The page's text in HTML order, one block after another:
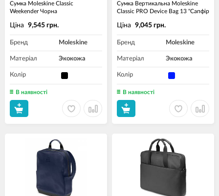
Сумка Moleskine Classic
Weekender Чорна
Ціна 9,545 грн.
Бренд Moleskine
Матеріал Экокожа
Колір
В наявності
Сумка Вертикальна Moleskine
Classic PRO Device Bag 13 "Сапфір
Ціна 9,045 грн.
Бренд Moleskine
Матеріал Экокожа
Колір
В наявності